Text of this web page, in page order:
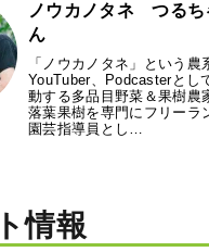
ノウカノタネ つるち
ん
「ノウカノタネ」という農
YouTuber、Podcasterとし
動する多品目野菜＆果樹農
落葉果樹を専門にフリーラ
園芸指導員とし…
情報